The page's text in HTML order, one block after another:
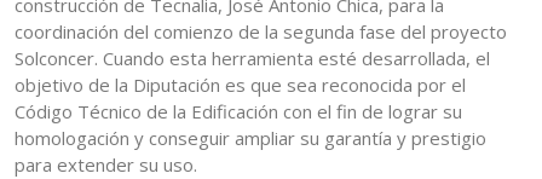
construcción de Tecnalia, José Antonio Chica, para la
coordinación del comienzo de la segunda fase del proyecto
Solconcer. Cuando esta herramienta esté desarrollada, el
objetivo de la Diputación es que sea reconocida por el
Código Técnico de la Edificación con el fin de lograr su
homologación y conseguir ampliar su garantía y prestigio
para extender su uso.